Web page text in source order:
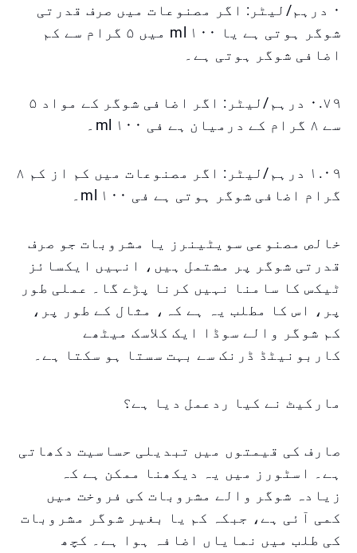
۰ درہم/لیٹر: اگر مصنوعات میں صرف قدرتی
شوگر ہوتی ہے یا ۱۰۰ ml میں ۵ گرام سے کم
اضافی شوگر ہوتی ہے۔
۰.۷۹ درہم/لیٹر: اگر اضافی شوگر کے مواد ۵
سے ۸ گرام کے درمیان ہے فی ۱۰۰ ml۔
۱.۰۹ درہم/لیٹر: اگر مصنوعات میں کم از کم ۸
گرام اضافی شوگر ہوتی ہے فی ۱۰۰ ml۔
خالص مصنوعی سویٹینرز یا مشروبات جو صرف
قدرتی شوگر پر مشتمل ہیں، انہیں ایکسائز
ٹیکس کا سامنا نہیں کرنا پڑے گا۔ عملی طور
پر، اس کا مطلب یہ ہے کہ، مثال کے طور پر،
کم شوگر والے سوڈا ایک کلاسک میٹھے
کاربونیٹڈ ڈرنک سے بہت سستا ہو سکتا ہے۔
مارکیٹ نے کیا ردعمل دیا ہے؟
صارف کی قیمتوں میں تبدیلی حساسیت دکھاتی
ہے۔ اسٹورز میں یہ دیکھنا ممکن ہے کہ
زیادہ شوگر والے مشروبات کی فروخت میں
کمی آئی ہے، جبکہ کم یا بغیر شوگر مشروبات
کی طلب میں نمایاں اضافہ ہوا ہے۔ کچھ